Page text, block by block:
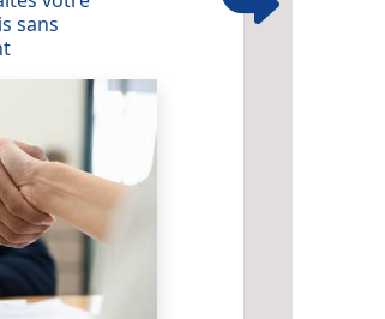
sans